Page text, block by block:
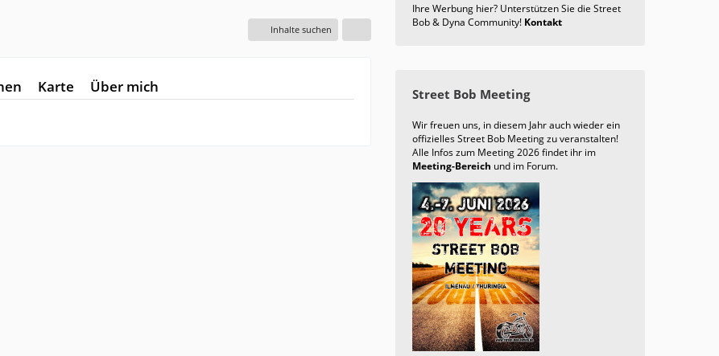
Inhalte suchen
Karte Über mich
Ihre Werbung hier? Unterstützen Sie die Street
Bob & Dyna Community! Kontakt
Street Bob Meeting
Wir freuen uns, in diesem Jahr auch wieder ein
offizielles Street Bob Meeting zu veranstalten!
Alle Infos zum Meeting 2026 findet ihr im
Meeting-Bereich und im Forum.